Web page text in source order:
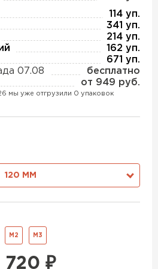
114 уп.
341 уп.
214 уп.
162 уп.
671 уп.
07.08
бесплатно
от 949 руб.
мы уже отгрузили 0 упаковок
120 ММ
М2 М3
720 ₽
Ruspanel